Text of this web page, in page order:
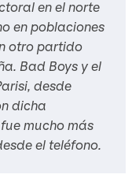
en el norte
en poblaciones
otro partido
Bad Boys y el
desde
dicha
mucho más
el teléfono.